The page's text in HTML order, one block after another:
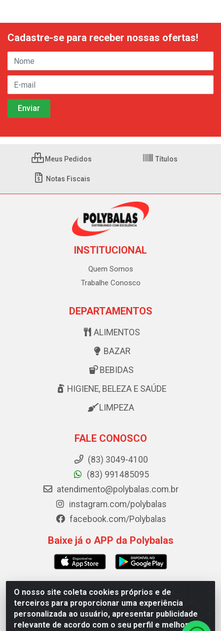
O nosso site coleta cookies próprios e de
terceiros para proporcionar uma experiência
personalizada ao usuário, apresentar publicidade
relevante de acordo com o seu perfil e melhorar a
Cadastre-se para receber nossas ofertas!
Meus Pedidos Títulos
Notas Fiscais
INSTITUCIONAL
Quem Somos
Trabalhe Conosco
DEPARTAMENTOS
ALIMENTOS
BAZAR
BEBIDAS
HIGIENE, BELEZA E SAÚDE
LIMPEZA
FALE CONOSCO
(83) 3049-4100
(83) 991485095
atendimento@polybalas.com.br
instagram.com/polybalas
facebook.com/Polybalas
Baixe já o APP da Polybalas
Polybalas - Rua João Miguel de Souza, 173 Galpão B -
Ernesto Geisel, João Pessoa/PB - CEP 58.075-075 - CNPJ
00.909.327/0002-61